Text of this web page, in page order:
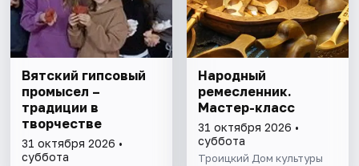
Вятский гипсовый
промысел –
традиции в
творчестве
31 октября 2026 •
суббота
Народный
ремесленник.
Мастер-класс
31 октября 2026 •
суббота
Троицкий Дом культуры